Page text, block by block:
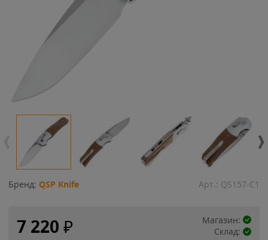
Бренд: QSP Knife Арт.: QS157-C1
7 220 ₽
Магазин:
Склад: